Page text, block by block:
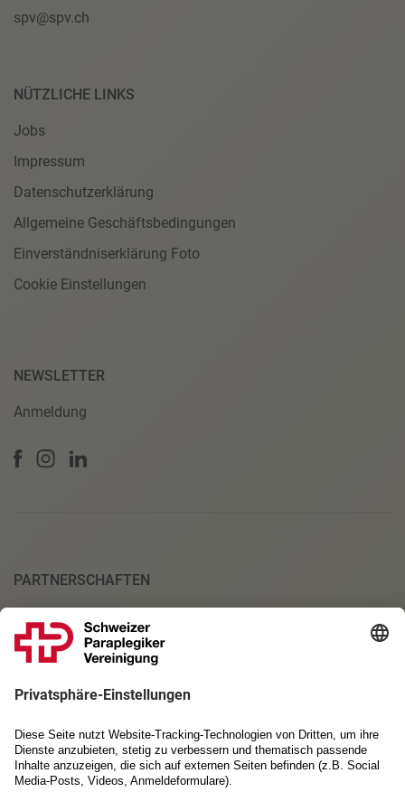
spv@spv.ch
NÜTZLICHE LINKS
Jobs
Impressum
Datenschutzerklärung
Allgemeine Geschäftsbedingungen
Einverständniserklärung Foto
Cookie Einstellungen
NEWSLETTER
Anmeldung
PARTNERSCHAFTEN